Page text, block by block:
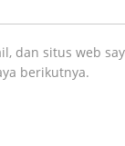
dan situs web
berikutnya.